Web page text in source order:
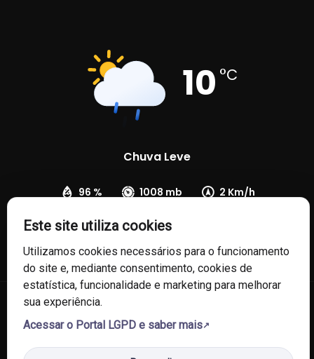
10 °C
Chuva Leve
96 % 1008 mb 2 Km/h
direitos reservados.
Este site utiliza cookies
Utilizamos cookies necessários para o funcionamento
do site e, mediante consentimento, cookies de
estatística, funcionalidade e marketing para melhorar
sua experiência.
Acessar o Portal LGPD e saber mais